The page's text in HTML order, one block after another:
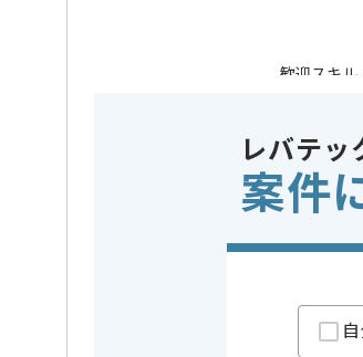
歓迎スキル
※上記に似
DB
業務内容
レバテッ
案件